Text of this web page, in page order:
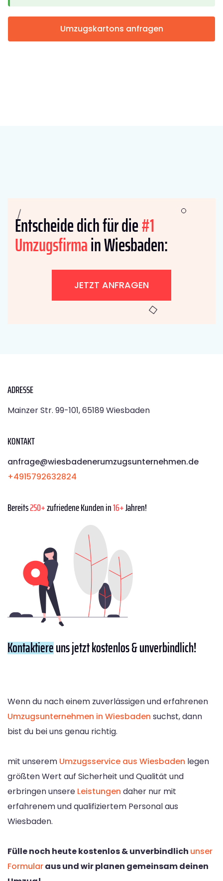
Umzugskartons anfragen
Entscheide dich für die#1
Umzugsfirmain Wiesbaden:
JETZT ANFRAGEN
ADRESSE
Mainzer Str. 99-101, 65189 Wiesbaden
KONTAKT
anfrage@wiesbadenerumzugsunternehmen.de
+4915792632824
Bereits250+zufriedene Kunden in16+Jahren!
Kontaktiereuns jetzt kostenlos & unverbindlich!
Wenn du nach einem zuverlässigen und erfahrenen
Umzugsunternehmen in Wiesbaden suchst, dann
bist du bei uns genau richtig.
mit unserem Umzugsservice aus Wiesbaden legen
größten Wert auf Sicherheit und Qualität und
erbringen unsere Leistungen daher nur mit
erfahrenem und qualifiziertem Personal aus
Wiesbaden.
Fülle noch heute kostenlos & unverbindlich unser
Formularaus und wir planen gemeinsam deinen